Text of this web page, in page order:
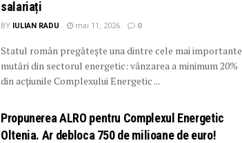
salariați
BY IULIAN RADU mai 11, 2026 0
Statul român pregătește una dintre cele mai importante
mutări din sectorul energetic: vânzarea a minimum 20%
din acțiunile Complexului Energetic ...
Propunerea ALRO pentru Complexul Energetic
Oltenia. Ar debloca 750 de milioane de euro!